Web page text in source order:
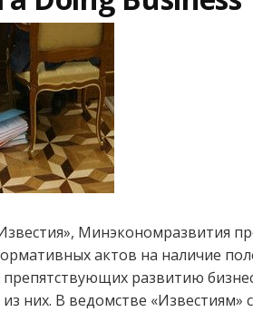
Минэкономразвития
актов на наличие
развитию
из них. В ведомстве